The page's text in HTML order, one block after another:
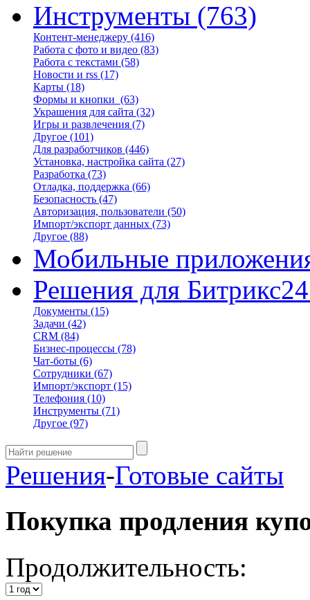
Инструменты (763)
Контент-менеджеру (416)
Работа с фото и видео (83)
Работа с текстами (58)
Новости и rss (17)
Карты (18)
Формы и кнопки (63)
Украшения для сайта (32)
Игры и развлечения (7)
Другое (101)
Для разработчиков (446)
Установка, настройка сайта (27)
Разработка (73)
Отладка, поддержка (66)
Безопасность (47)
Авторизация, пользователи (50)
Импорт/экспорт данных (73)
Другое (88)
Мобильные
Решения для Битрикс24
Документы (15)
Задачи (42)
CRM (84)
Бизнес-процессы (78)
Чат-боты (6)
Сотрудники (67)
Импорт/экспорт (15)
Телефония (10)
Инструменты (71)
Другое (97)
Решения-Готовые сайты
Покупка продления
Продолжительность: